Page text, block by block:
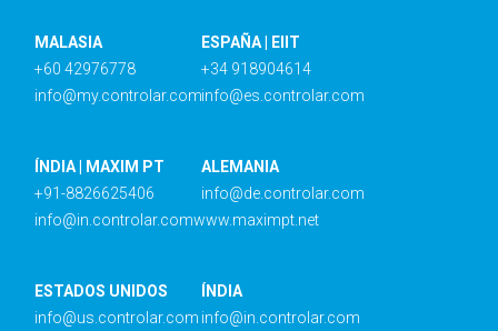
MALASIA
+60 42976778
info@my.controlar.com
ESPAÑA | EIIT
+34 918904614
info@es.controlar.com
ÍNDIA | MAXIM PT
+91-8826625406
info@in.controlar.comwww.maximpt.net
ALEMANIA
info@de.controlar.com
ESTADOS UNIDOS
info@us.controlar.com
ÍNDIA
info@in.controlar.com